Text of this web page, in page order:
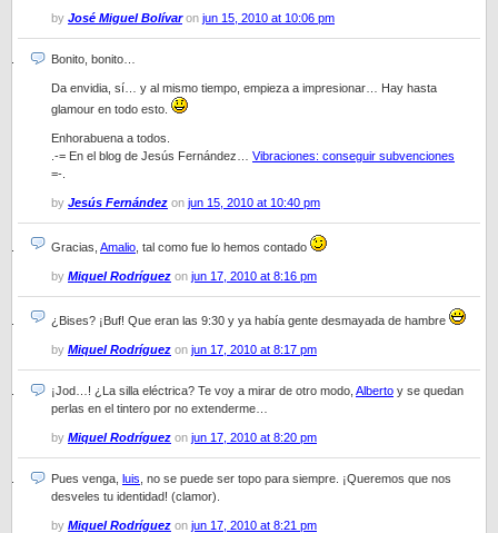
by José Miguel Bolívaron jun 15, 2010 at 10:06 pm
Bonito, bonito…
Da envidia, sí… y al mismo tiempo, empieza a impresionar… Hay hasta
glamour en todo esto.
Enhorabuena a todos.
.-= En el blog de Jesús Fernández… Vibraciones: conseguir subvenciones
=-.
by Jesús Fernández on jun 15, 2010 at 10:40 pm
Gracias, Amalio , tal como fue lo hemos contado
by Miquel Rodríguez on jun 17, 2010 at 8:16 pm
¿Bises? ¡Buf! Que eran las 9:30 y ya había gente desmayada de hambre
by Miquel Rodríguez on jun 17, 2010 at 8:17 pm
¡Jod…! ¿La silla eléctrica? Te voy a mirar de otro modo, Alberto y se quedan
perlas en el tintero por no extenderme…
by Miquel Rodríguez on jun 17, 2010 at 8:20 pm
Pues venga, luis , no se puede ser topo para siempre. ¡Queremos que nos
desveles tu identidad! (clamor).
by Miquel Rodríguez on jun 17, 2010 at 8:21 pm